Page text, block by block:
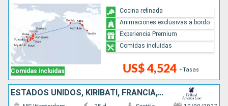
Comidas incluidas US$ 4,524 +Tasas
Cocina refinada
Animaciones exclusivas a bordo
Experiencia Premium
Comidas incluidas
ESTADOS UNIDOS, KIRIBATI, FRANCIA, ILES COOK, TONGA, NUEVA ZELANDA, AUSTRALIA